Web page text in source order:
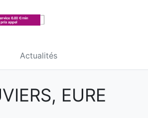
Actualités
EURE